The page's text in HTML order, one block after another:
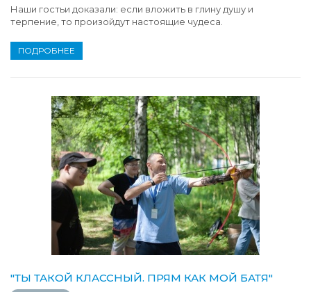
Наши гостьи доказали: если вложить в глину душу и
терпение, то произойдут настоящие чудеса.
ПОДРОБНЕЕ
"ТЫ ТАКОЙ КЛАССНЫЙ. ПРЯМ КАК МОЙ БАТЯ"